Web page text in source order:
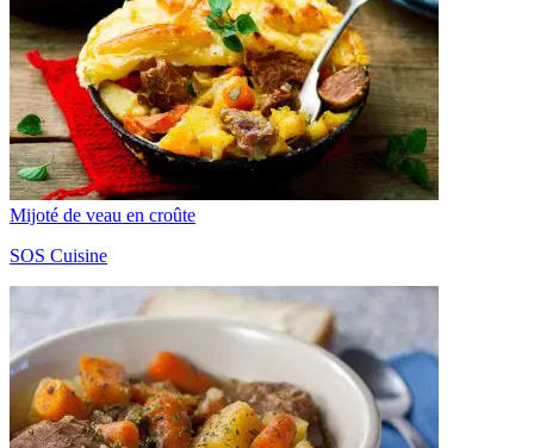
Mijoté de veau en croûte
SOS Cuisine